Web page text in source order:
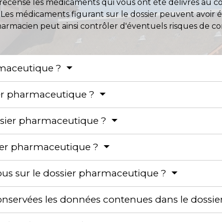
les médicaments qui vous ont été délivrés au
médicaments figurant sur le dossier peuvent
peut ainsi contrôler d'éventuels risques de
?
pharmaceutique ?
pharmaceutique ?
pharmaceutique ?
sur le dossier pharmaceutique ?
les données contenues dans le